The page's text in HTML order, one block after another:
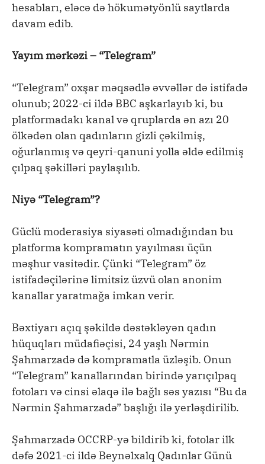
hesabları, eləcə də hökumətyönlü saytlarda
davam edib.
Yayım mərkəzi – “Telegram”
“Telegram” oxşar məqsədlə əvvəllər də istifadə
olunub; 2022-ci ildə BBC aşkarlayıb ki, bu
platformadakı kanal və qruplarda ən azı 20
ölkədən olan qadınların gizli çəkilmiş,
oğurlanmış və qeyri-qanuni yolla əldə edilmiş
çılpaq şəkilləri paylaşılıb.
Niyə “Telegram”?
Güclü moderasiya siyasəti olmadığından bu
platforma kompramatın yayılması üçün
məşhur vasitədir. Çünki “Telegram” öz
istifadəçilərinə limitsiz üzvü olan anonim
kanallar yaratmağa imkan verir.
Bəxtiyarı açıq şəkildə dəstəkləyən qadın
hüquqları müdafiəçisi, 24 yaşlı Nərmin
Şahmarzadə də kompramatla üzləşib. Onun
“Telegram” kanallarından birində yarıçılpaq
fotoları və cinsi əlaqə ilə bağlı səs yazısı “Bu da
Nərmin Şahmarzadə” başlığı ilə yerləşdirilib.
Şahmarzadə OCCRP-yə bildirib ki, fotolar ilk
dəfə 2021-ci ildə Beynəlxalq Qadınlar Günü